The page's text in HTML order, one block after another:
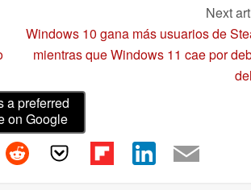
Next
Windows 10 gana más usuarios de
mientras que Windows 11 cae por
a preferred
on Google